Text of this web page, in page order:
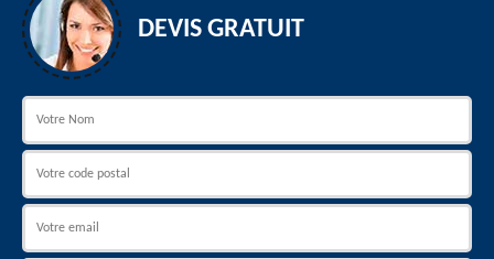
DEVIS GRATUIT